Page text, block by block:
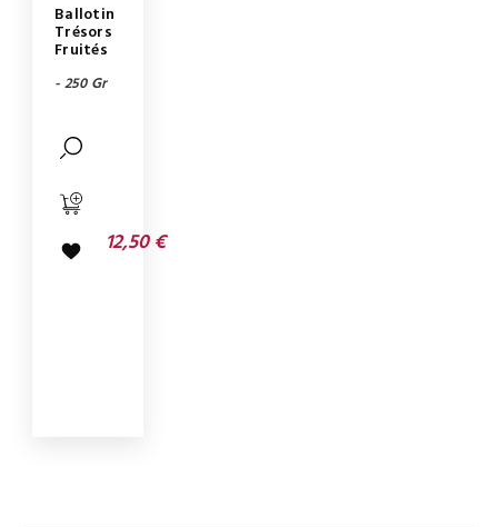
Ballotin
Trésors
Fruités
- 250 Gr
12,50 €